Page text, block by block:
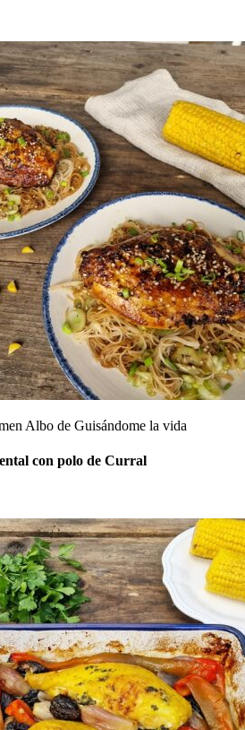
Albo de Guisándome la vida
con polo de Curral